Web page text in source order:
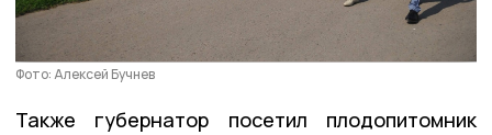
Фото: Алексей Бучнев
Также губернатор посетил плодопитомник